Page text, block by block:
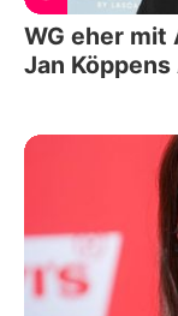
WG eher mit
Jan